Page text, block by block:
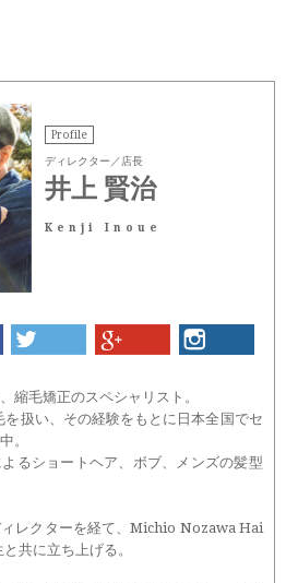
Profile
ディレクター／店長
井上 賢治
Kenji Inoue
縮毛矯正のスペシャリスト。
扱い、その経験をもとに日本全国でセ
。
るショートヘア、ボブ、メンズの髪型
レクターを経て、Michio Nozawa Hai
共に立ち上げる。